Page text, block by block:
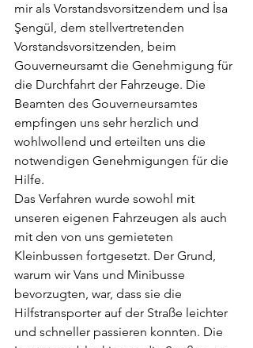
mir als Vorstandsvorsitzendem und İsa
Şengül, dem stellvertretenden
Vorstandsvorsitzenden, beim
Gouverneursamt die Genehmigung für
die Durchfahrt der Fahrzeuge. Die
Beamten des Gouverneursamtes
empfingen uns sehr herzlich und
wohlwollend und erteilten uns die
notwendigen Genehmigungen für die
Hilfe.
Das Verfahren wurde sowohl mit
unseren eigenen Fahrzeugen als auch
mit den von uns gemieteten
Kleinbussen fortgesetzt. Der Grund,
warum wir Vans und Minibusse
bevorzugten, war, dass sie die
Hilfstransporter auf der Straße leichter
und schneller passieren konnten. Die